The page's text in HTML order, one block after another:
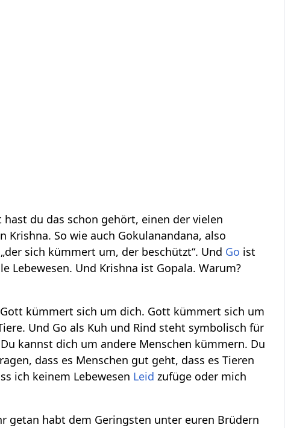
hast du das schon gehört, einen der vielen
Krishna. So wie auch Gokulanandana, also
sich kümmert um, der beschützt“. Und Go ist
Lebewesen. Und Krishna ist Gopala. Warum?
kümmert sich um dich. Gott kümmert sich um
Und Go als Kuh und Rind steht symbolisch für
kannst dich um andere Menschen kümmern. Du
dass es Menschen gut geht, dass es Tieren
ich keinem Lebewesen Leid zufüge oder mich
getan habt dem Geringsten unter euren Brüdern